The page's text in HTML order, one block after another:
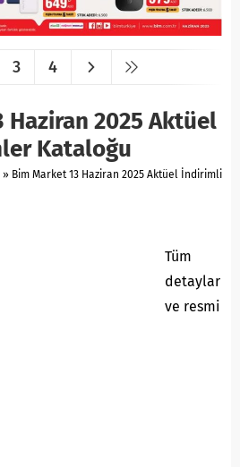
3 4
Haziran 2025 Aktüel
Kataloğu
» Bim Market 13 Haziran 2025 Aktüel İndirimli
Tüm
detaylar
ve resmi